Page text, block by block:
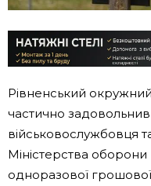
Рівненський
частично
військовослужбовця
Міністерства оборони
одноразової